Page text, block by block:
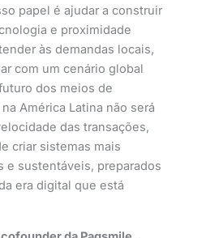
papel é ajudar a construir
e proximidade
às demandas locais,
com um cenário global
dos meios de
América Latina não será
das transações,
criar sistemas mais
sustentáveis, preparados
era digital que está